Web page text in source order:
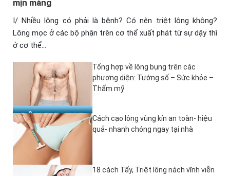
mịn màng
I/ Nhiều lông có phải là bệnh? Có nên triệt lông không?
Lông mọc ở các bộ phận trên cơ thể xuất phát từ sự dậy thì
ở cơ thể…
Tổng hợp về lông bụng trên các
phương diện: Tướng số – Sức khỏe –
Thẩm mỹ
Cách cạo lông vùng kín an toàn- hiệu
quả- nhanh chóng ngay tại nhà
18 cách Tẩy, Triệt lông nách vĩnh viễn